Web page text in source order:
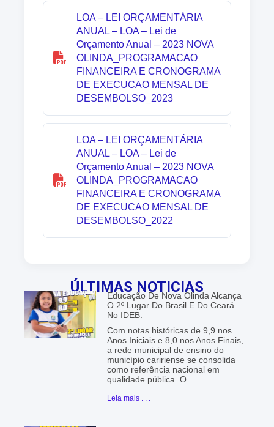
LOA – LEI ORÇAMENTÁRIA
ANUAL – LOA – Lei de
Orçamento Anual – 2023 NOVA
OLINDA_PROGRAMACAO
FINANCEIRA E CRONOGRAMA
DE EXECUCAO MENSAL DE
DESEMBOLSO_2023
LOA – LEI ORÇAMENTÁRIA
ANUAL – LOA – Lei de
Orçamento Anual – 2023 NOVA
OLINDA_PROGRAMACAO
FINANCEIRA E CRONOGRAMA
DE EXECUCAO MENSAL DE
DESEMBOLSO_2022
ÚLTIMAS NOTICIAS
Educação De Nova Olinda Alcança
O 2º Lugar Do Brasil E Do Ceará
No IDEB.
Com notas históricas de 9,9 nos
Anos Iniciais e 8,0 nos Anos Finais,
a rede municipal de ensino do
município caririense se consolida
como referência nacional em
qualidade pública. O
Leia mais . . .